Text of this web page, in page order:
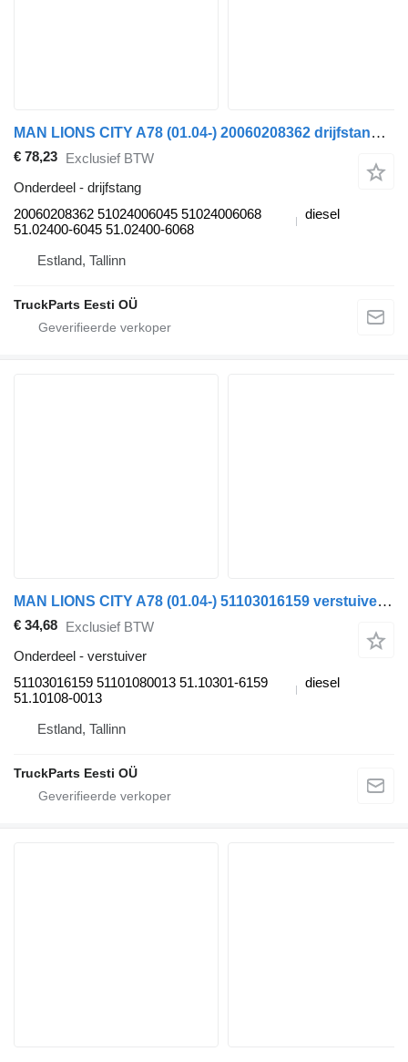
MAN LIONS CITY A78 (01.04-) 20060208362 drijfstang voor MAN Lion's bus (1991-)
€ 78,23 Exclusief BTW
Onderdeel - drijfstang
20060208362 51024006045 51024006068
51.02400-6045 51.02400-6068
diesel
Estland, Tallinn
TruckParts Eesti OÜ
MAN LIONS CITY A78 (01.04-) 51103016159 verstuiver voor MAN Lion's bus (1991-)
€ 34,68 Exclusief BTW
Onderdeel - verstuiver
51103016159 51101080013 51.10301-6159
51.10108-0013
diesel
Estland, Tallinn
TruckParts Eesti OÜ